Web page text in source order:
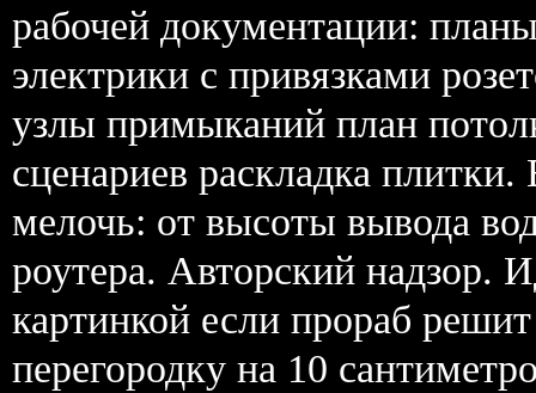
рабочей документации:
электрики с привязками
узлы примыканий план
сценариев раскладка
мелочь: от высоты вывода
роутера. Авторский надзор.
картинкой если прораб
перегородку на 10